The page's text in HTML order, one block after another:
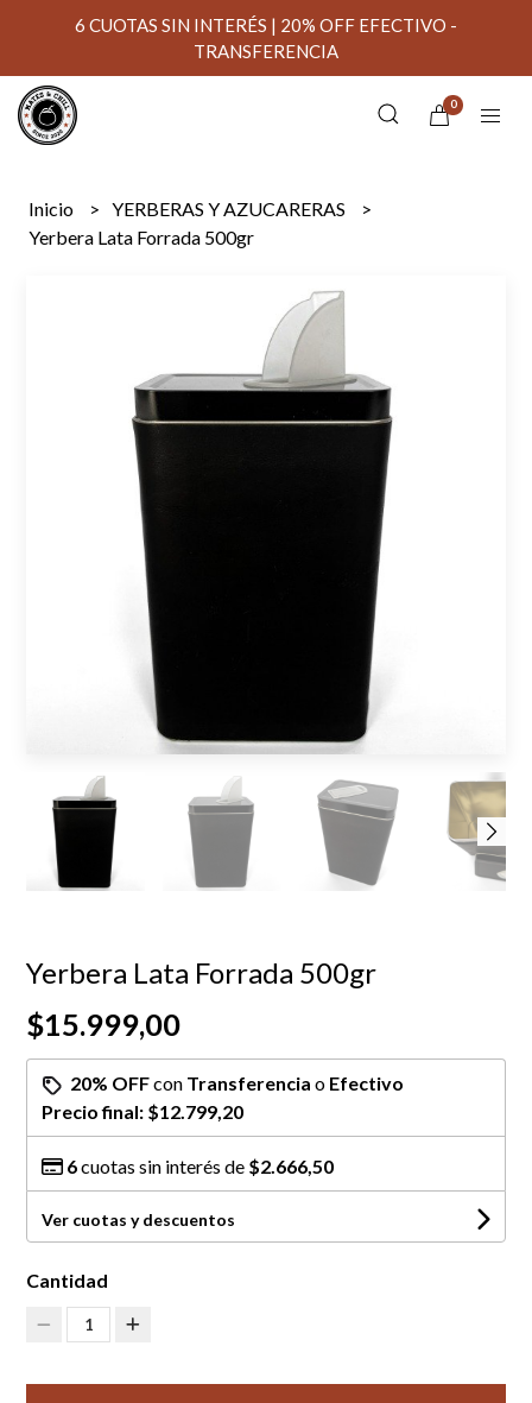
6 CUOTAS SIN INTERÉS | 20% OFF EFECTIVO -
TRANSFERENCIA
0
Inicio
YERBERAS Y AZUCARERAS
Yerbera Lata Forrada 500gr
Yerbera Lata Forrada 500gr
$15.999,00
20% OFFcon Transferencia o Efectivo
Precio final: $12.799,20
6cuotas sin interés de $2.666,50
Ver cuotas y descuentos
Cantidad
1